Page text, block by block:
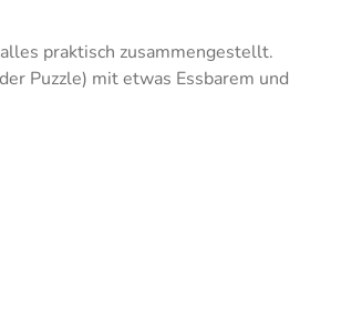
praktisch zusammengestellt.
Puzzle) mit etwas Essbarem und